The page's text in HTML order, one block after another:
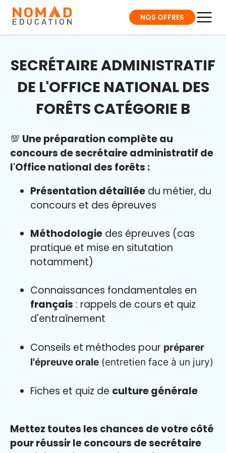
NOS OFFRES
SECRÉTAIRE ADMINISTRATIF
DE L'OFFICE NATIONAL DES
FORÊTS CATÉGORIE B
💯 Une préparation complète au
concours de secrétaire administratif de
l'Office national des forêts :
Présentation détaillée du métier, du
concours et des épreuves
Méthodologie des épreuves (cas
pratique et mise en situtation
notamment)
Connaissances fondamentales en
français : rappels de cours et quiz
d'entraînement
Conseils et méthodes pour préparer
l'épreuve orale (entretien face à un jury)
Fiches et quiz de culture générale
Mettez toutes les chances de votre côté
pour réussir le concours de secrétaire